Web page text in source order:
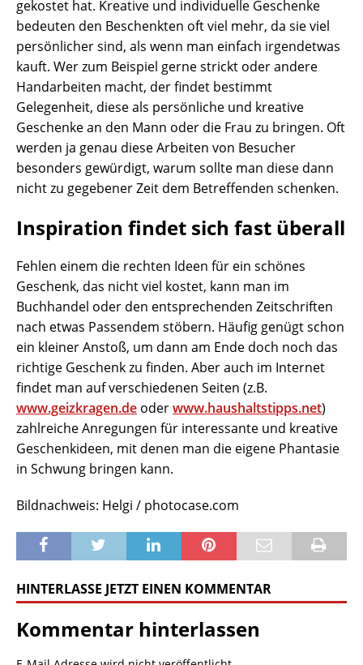
gekostet hat. Kreative und individuelle Geschenke
bedeuten den Beschenkten oft viel mehr, da sie viel
persönlicher sind, als wenn man einfach irgendetwas
kauft. Wer zum Beispiel gerne strickt oder andere
Handarbeiten macht, der findet bestimmt
Gelegenheit, diese als persönliche und kreative
Geschenke an den Mann oder die Frau zu bringen. Oft
werden ja genau diese Arbeiten von Besucher
besonders gewürdigt, warum sollte man diese dann
nicht zu gegebener Zeit dem Betreffenden schenken.
Inspiration findet sich fast überall
Fehlen einem die rechten Ideen für ein schönes
Geschenk, das nicht viel kostet, kann man im
Buchhandel oder den entsprechenden Zeitschriften
nach etwas Passendem stöbern. Häufig genügt schon
ein kleiner Anstoß, um dann am Ende doch noch das
richtige Geschenk zu finden. Aber auch im Internet
findet man auf verschiedenen Seiten (z.B.
www.geizkragen.de oderwww.haushaltstipps.net)
zahlreiche Anregungen für interessante und kreative
Geschenkideen, mit denen man die eigene Phantasie
in Schwung bringen kann.
Bildnachweis: Helgi / photocase.com
HINTERLASSE JETZT EINEN KOMMENTAR
Kommentar hinterlassen